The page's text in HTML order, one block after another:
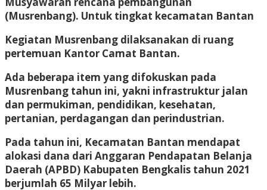
(Musrenbang). Untuk tingkat kecamatan Bantan
Kegiatan Musrenbang dilaksanakan di ruang
pertemuan Kantor Camat Bantan.
Ada beberapa item yang difokuskan pada
Musrenbang tahun ini, yakni infrastruktur jalan
dan permukiman, pendidikan, kesehatan,
pertanian, perdagangan dan perindustrian.
Pada tahun ini, Kecamatan Bantan mendapat
alokasi dana dari Anggaran Pendapatan Belanja
Daerah (APBD) Kabupaten Bengkalis tahun 2021
berjumlah 65 Milyar lebih.